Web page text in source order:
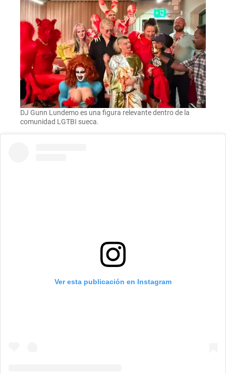
DJ Gunn Lundemo es una figura relevante dentro de la
comunidad LGTBI sueca.
Ver esta publicación en Instagram